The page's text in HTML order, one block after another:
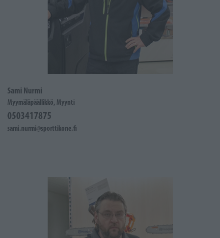
Sami Nurmi
Myymäläpäällikkö, Myynti
0503417875
sami.nurmi@sporttikone.fi